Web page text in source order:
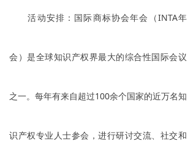
活动安排：国际商标协会年会（INTA年
会）是全球知识产权界最大的综合性国际会议
之一。每年有来自超过100余个国家的近万名知
识产权专业人士参会，进行研讨交流、社交和